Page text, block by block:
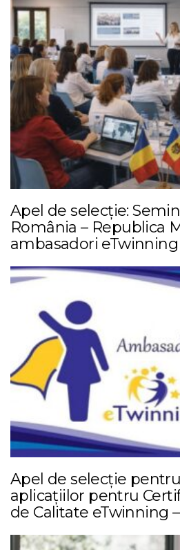
Apel de selecție:
România – Republica
ambasadori eTwinning
Apel de selecție
aplicațiilor pentru
de Calitate eTwinning